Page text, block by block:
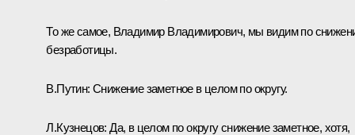
То же самое, Владимир Владимирович, мы видим по
безработицы.
В.Путин: Снижение заметное в целом по округу.
Л.Кузнецов:Да, в целом по округу снижение заметное, хотя,